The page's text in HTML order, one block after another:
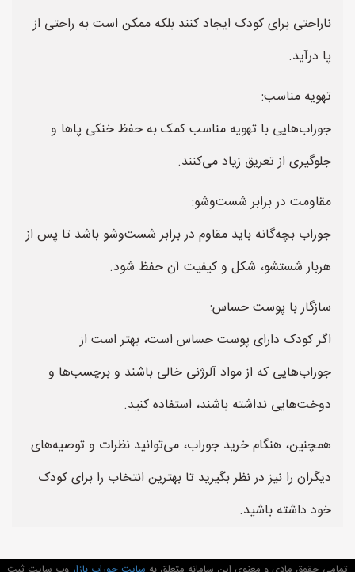
ناراحتی برای کودک ایجاد کنند بلکه ممکن است به راحتی از
پا درآید.
تهویه مناسب:
جوراب‌هایی با تهویه مناسب کمک به حفظ خنکی پاها و
جلوگیری از تعریق زیاد می‌کنند.
مقاومت در برابر شست‌وشو:
جوراب بچه‌گانه باید مقاوم در برابر شست‌وشو باشد تا پس از
هربار شستشو، شکل و کیفیت آن حفظ شود.
سازگار با پوست حساس:
اگر کودک دارای پوست حساس است، بهتر است از
جوراب‌هایی که از مواد آلرژنی خالی باشند و برچسب‌ها و
دوخت‌هایی نداشته باشند، استفاده کنید.
همچنین، هنگام خرید جوراب، می‌توانید نظرات و توصیه‌های
دیگران را نیز در نظر بگیرید تا بهترین انتخاب را برای کودک
خود داشته باشید.